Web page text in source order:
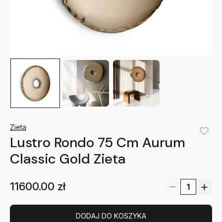
Zieta
Lustro Rondo 75 Cm Aurum
Classic Gold Zieta
11600.00 zł
DODAJ DO KOSZYKA